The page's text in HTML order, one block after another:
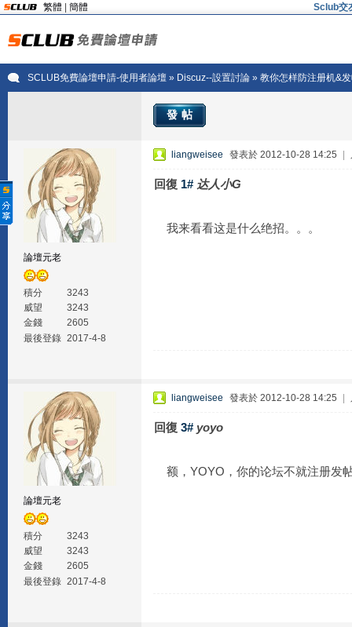
繁體 簡體 Sclub交
SCLUB免費論壇申請-使用者論壇» Discuz--設置討論» 教你怎样防注册机&
發帖
論壇元老
積分
3243
威望
3243
金錢
2605
最後登錄 2017-4-8
liangweisee 發表於 2012-10-28 14:25
回復 1# 达人小G
我来看看这是什么绝招。。。
論壇元老
積分
3243
威望
3243
金錢
2605
最後登錄 2017-4-8
liangweisee 發表於 2012-10-28 14:25
回復 3# yoyo
额，YOYO，你的论坛不就注册发